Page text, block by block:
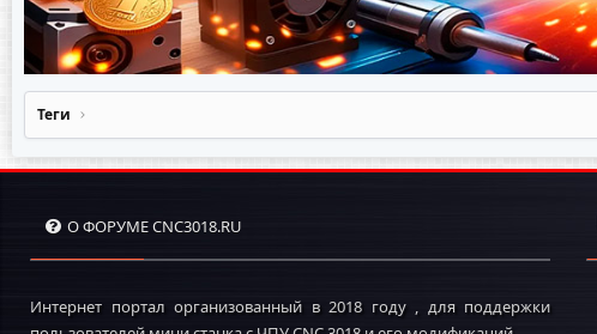
Теги
О ФОРУМЕ CNC3018.RU
Интернет портал организованный в 2018 году , для поддержки